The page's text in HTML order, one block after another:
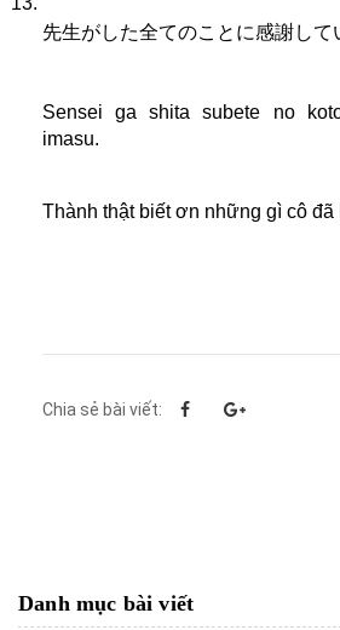
先生がした全てのことに感謝して
Sensei ga shita subete no
imasu.
Thành thật biết ơn những gì cô đã
Chia sẻ bài viết:
Danh mục bài viết